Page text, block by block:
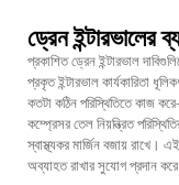
ড্রেন ইন্টারভালের
প্রকাশিত ড্রেন ইন্টারভাল
প্রকৃত ইন্টারভাল কার্যকারিতা
কতটা কঠিন পরিস্থিতিতে কাজ
কম্প্রেসর তেল নিয়ন্ত্রিত
স্বাস্থ্যকর মার্জিন বজায় রাখে।
অব্যাহত রাখার সুযোগ প্রদান